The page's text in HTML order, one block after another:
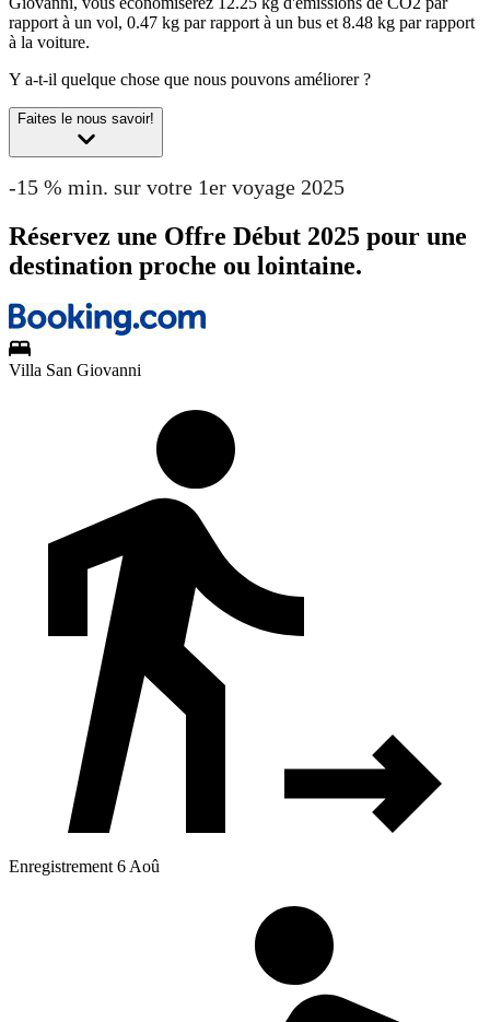
rapport à un vol, 0.47 kg par rapport à un bus et 8.48 kg par rapport
à la voiture.
Y a-t-il quelque chose que nous pouvons améliorer ?
Faites le nous savoir!
-15 % min. sur votre 1er voyage 2025
Réservez une Offre Début 2025 pour une
destination proche ou lointaine.
Villa San Giovanni
Enregistrement 6 Aoû